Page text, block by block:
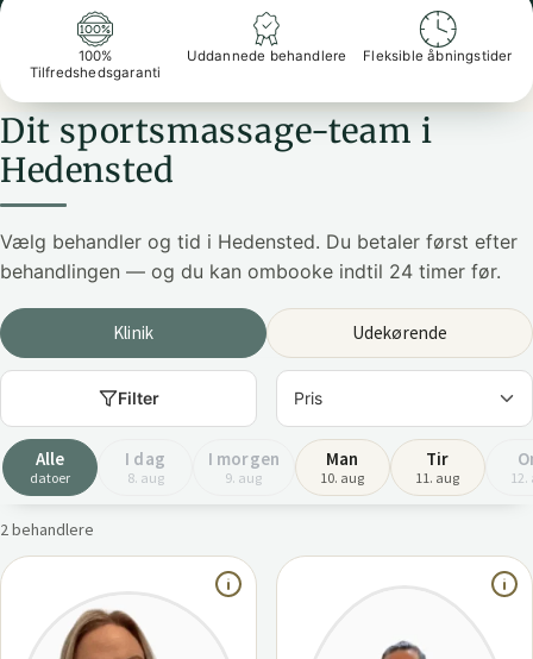
100%
Tilfredshedsgaranti
Uddannede behandlere Fleksible åbningstider
Dit sportsmassage-team i
Hedensted
Vælg behandler og tid i Hedensted. Du betaler først efter
behandlingen — og du kan ombooke indtil 24 timer før.
Klinik Udekørende
Filter
Alle
datoer
I dag
8. aug
I morgen
9. aug
Man
10. aug
Tir
11. aug
2 behandlere